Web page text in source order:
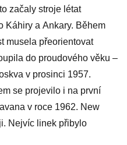
začaly stroje létat
Káhiry a Ankary. Během
musela přeorientovat
do proudového věku –
v prosinci 1957.
se projevilo i na první
v roce 1962. New
Nejvíc linek přibylo